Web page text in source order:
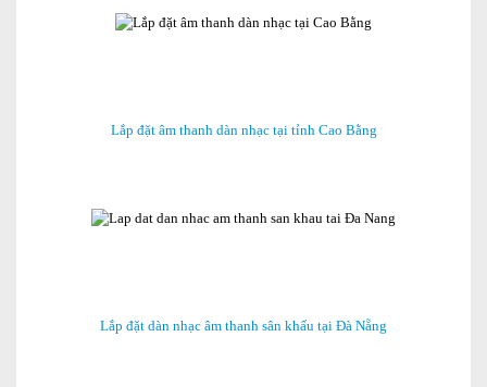
Lắp đặt âm thanh dàn nhạc tại tỉnh Cao Bằng
Lắp đặt dàn nhạc âm thanh sân khấu tại Đà Nẵng